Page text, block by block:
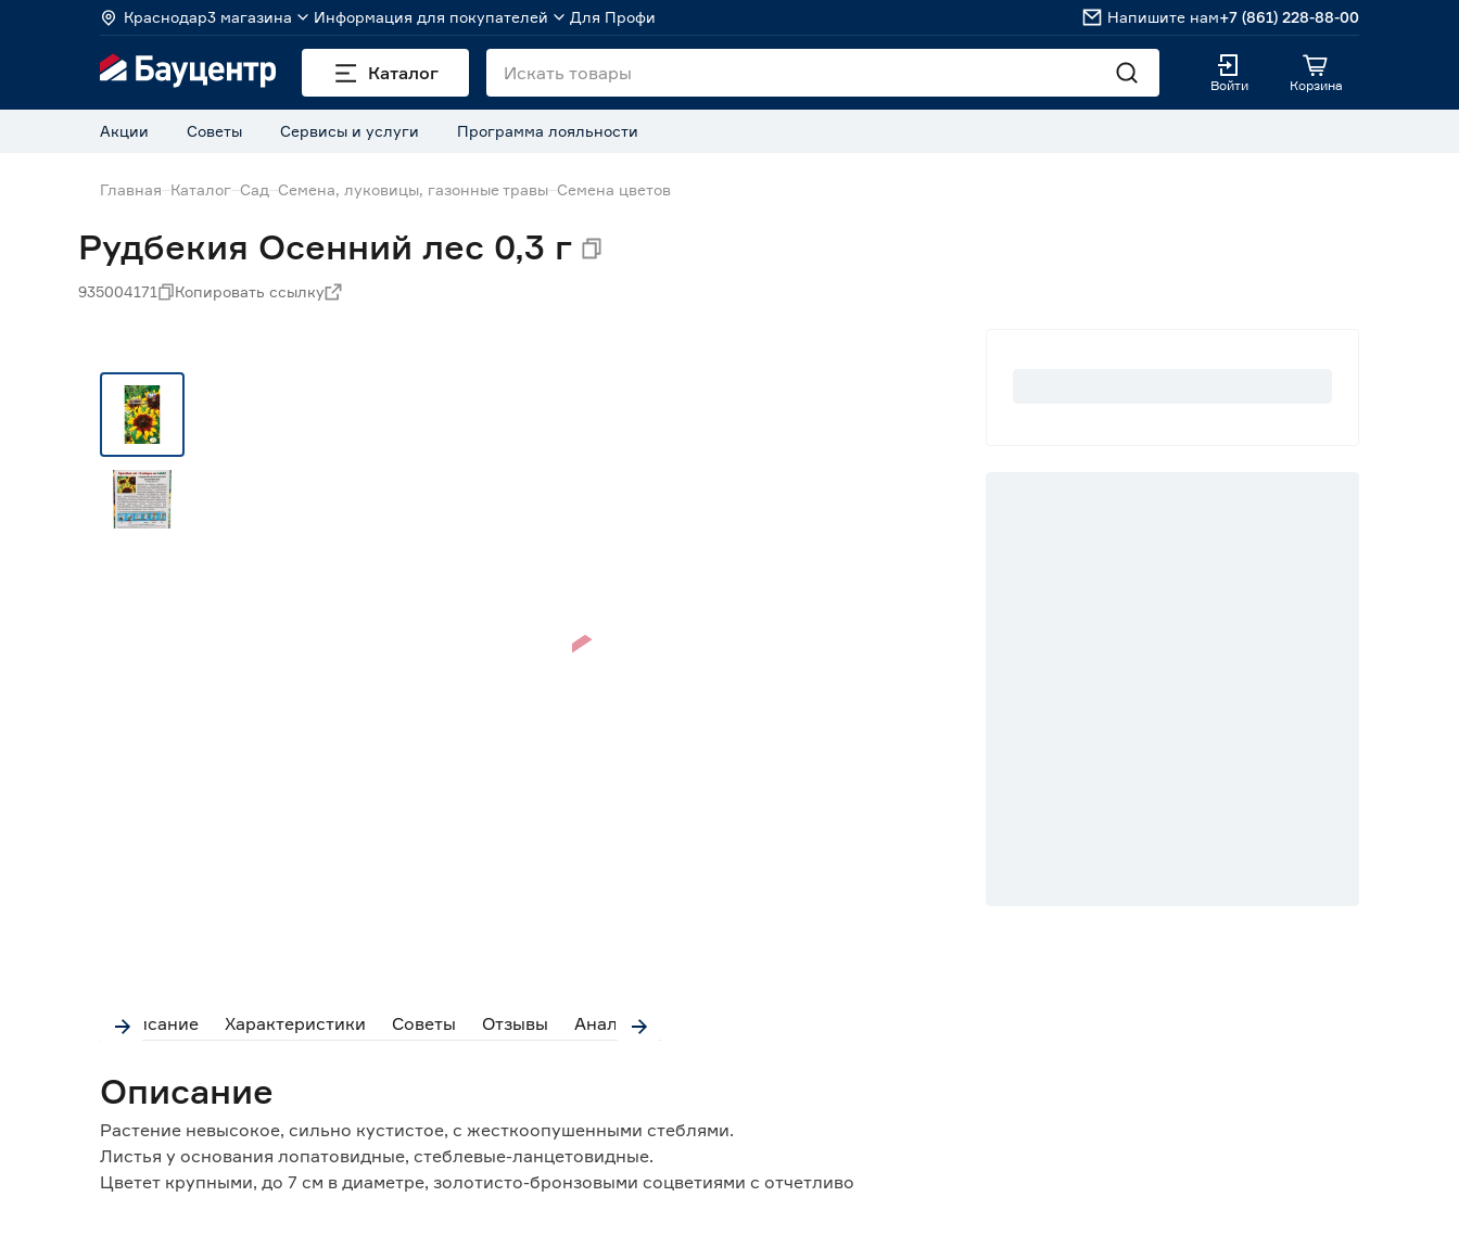
Краснодар3 магазина Информация для покупателей Для Профи Напишите нам+7 (861) 228-88-00
Каталог
Войти Корзина
Акции Советы Сервисы и услуги Программа лояльности
Главная Каталог Сад Семена, луковицы, газонные травы Семена цветов
Рудбекия Осенний лес 0,3 г
935004171 Копировать ссылку
Описание Характеристики Советы Отзывы Аналоги
Описание
Растение невысокое, сильно кустистое, с жесткоопушенными стеблями.
Листья у основания лопатовидные, стеблевые-ланцетовидные.
Цветет крупными, до 7 см в диаметре, золотисто-бронзовыми соцветиями с отчетливо